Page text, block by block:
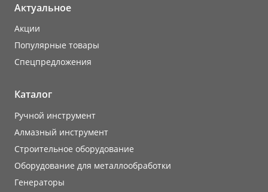
Актуальное
Акции
Популярные товары
Cпецпредложения
Каталог
Ручной инструмент
Алмазный инструмент
Строительное оборудование
Оборудование для металлообработки
Генераторы